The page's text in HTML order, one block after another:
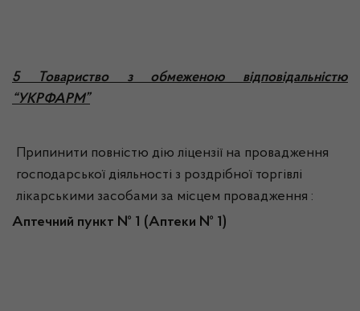
5 Товариство з обмеженою відповідальністю
“УКРФАРМ”
Припинити повністю дію ліцензії на провадження
господарської діяльності з роздрібної торгівлі
лікарськими засобами за місцем провадження :
Аптечний пункт № 1 (Аптеки № 1)